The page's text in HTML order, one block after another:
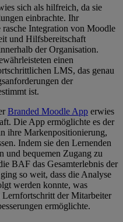
sich als hilfreich, da sie
einbrachte. Ihr
Integration von Moodle
und Hilfsbereitschaft
der Organisation.
einen
LMS, das genau
der
ist.
Branded Moodle App erwies
Die App ermöglichte es der
ihre Markenpositionierung,
Indem sie den Lernenden
und bequemen Zugang zu
BAF das Gesamterlebnis der
so weit, dass die Analyse
werden konnte, was
der Mitarbeiter
ermöglichte.